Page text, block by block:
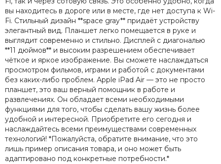
вы находитесь в дороге или в месте, где нет доступа к Wi-
Fi. Стильный дизайн **space gray** придаёт устройству
элегантный вид. Планшет легко помещается в руке и
выглядит современно и стильно. Дисплей с диагональю
**11 дюймов** и высоким разрешением обеспечивает
чёткое и яркое изображение. Вы сможете наслаждаться
просмотром фильмов, играми и работой с документами
без каких-либо проблем. Apple iPad Air — это не просто
планшет, это ваш верный помощник в работе и
развлечениях. Он обладает всеми необходимыми
функциями для того, чтобы сделать вашу жизнь более
удобной и интересной. Приобретите его сегодня и
наслаждайтесь всеми преимуществами современных
технологий! *Пожалуйста, обратите внимание, что это
лишь пример описания товара, и оно может быть
адаптировано под конкретные потребности.*